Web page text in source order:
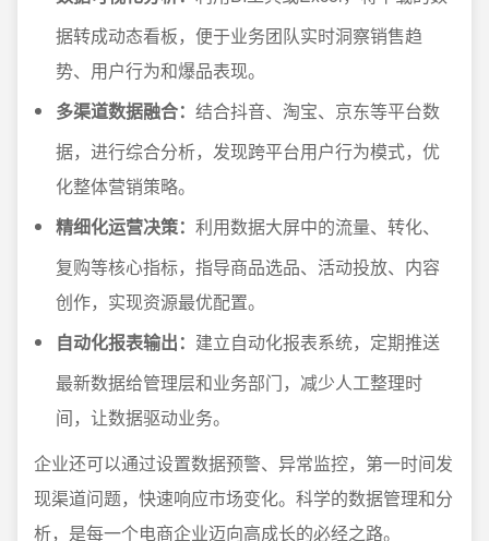
据转成动态看板，便于业务团队实时洞察销售趋
势、用户行为和爆品表现。
多渠道数据融合： 结合抖音、淘宝、京东等平台数
据，进行综合分析，发现跨平台用户行为模式，优
化整体营销策略。
精细化运营决策： 利用数据大屏中的流量、转化、
复购等核心指标，指导商品选品、活动投放、内容
创作，实现资源最优配置。
自动化报表输出： 建立自动化报表系统，定期推送
最新数据给管理层和业务部门，减少人工整理时
间，让数据驱动业务。
企业还可以通过设置数据预警、异常监控，第一时间发
现渠道问题，快速响应市场变化。科学的数据管理和分
析，是每一个电商企业迈向高成长的必经之路。